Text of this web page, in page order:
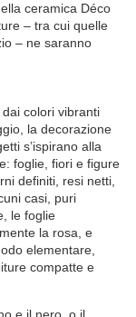
ceramica Déco
– tra cui quelle
– ne saranno
colori vibranti
la decorazione
s’ispirano alla
foglie, fiori e figure
definiti, resi netti,
casi, puri
le foglie
la rosa, e
elementare,
compatte e